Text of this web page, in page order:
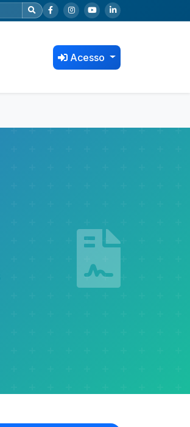
Acesso